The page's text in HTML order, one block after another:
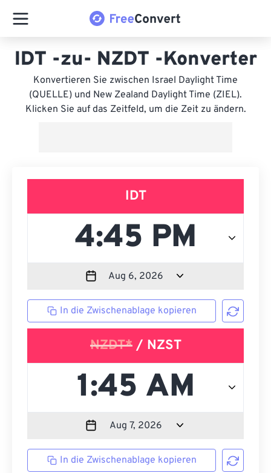
IDT -zu- NZDT -Konverter
Konvertieren Sie zwischen Israel Daylight Time
(QUELLE) und New Zealand Daylight Time (ZIEL).
Klicken Sie auf das Zeitfeld, um die Zeit zu ändern.
IDT
In die Zwischenablage kopieren
NZDT*/ NZST
In die Zwischenablage kopieren